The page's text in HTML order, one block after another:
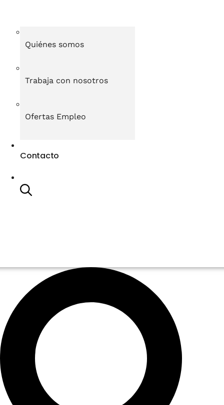
Quiénes somos
Trabaja con nosotros
Ofertas Empleo
Contacto